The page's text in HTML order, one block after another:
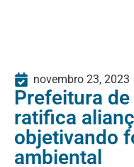
novembro 23, 2023
Prefeitura
ratifica
objetivando
ambiental